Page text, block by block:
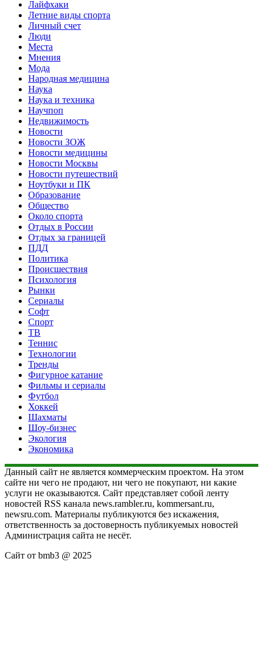
Лайфхаки
Летние виды спорта
Личный счет
Люди
Места
Мнения
Мода
Народная медицина
Наука
Наука и техника
Научпоп
Недвижимость
Новости
Новости ЗОЖ
Новости медицины
Новости Москвы
Новости путешествий
Ноутбуки и ПК
Образование
Общество
Около спорта
Отдых в России
Отдых за границей
ПДД
Политика
Происшествия
Психология
Рынки
Сериалы
Софт
Спорт
ТВ
Теннис
Технологии
Тренды
Фигурное катание
Фильмы и сериалы
Футбол
Хоккей
Шахматы
Шоу-бизнес
Экология
Экономика
Данный сайт не является коммерческим проектом. На этом
сайте ни чего не продают, ни чего не покупают, ни какие
услуги не оказываются. Сайт представляет собой ленту
новостей RSS канала news.rambler.ru, kommersant.ru,
newsru.com. Материалы публикуются без искажения,
ответственность за достоверность публикуемых новостей
Администрация сайта не несёт.
Сайт от bmb3 @ 2025